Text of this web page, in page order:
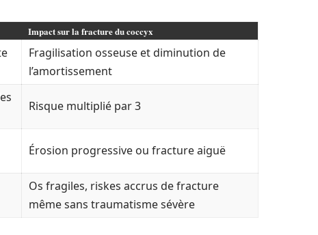
Impact sur la fracture du coccyx
Fragilisation osseuse et diminution de
l’amortissement
Risque multiplié par 3
Érosion progressive ou fracture aiguë
Os fragiles, riskes accrus de fracture
même sans traumatisme sévère